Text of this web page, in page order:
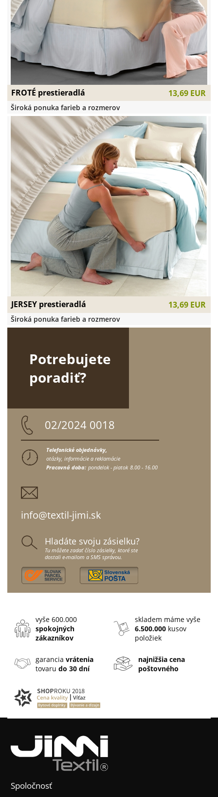
FROTÉ prestieradlá 13,69 EUR
Široká ponuka farieb a rozmerov
JERSEY prestieradlá 13,69 EUR
Široká ponuka farieb a rozmerov
Potrebujete
poradiť?
02/2024 0018
Telefonické objednávky,
otázky, informácie a reklamácie
Pracovná doba: pondelok - piatok 8.00 - 16.00
info@textil-jimi.sk
Hladáte svoju zásielku?
Tu môžete zadať číslo zásielky, ktoré ste
dostali e-mailom a SMS správou.
vyše 600.000
spokojných
zákazníkov
skladem máme vyše
6.500.000 kusov
položiek
garanciavrátenia
tovarudo 30 dní
najnižšia cena
poštovného
Spoločnosť